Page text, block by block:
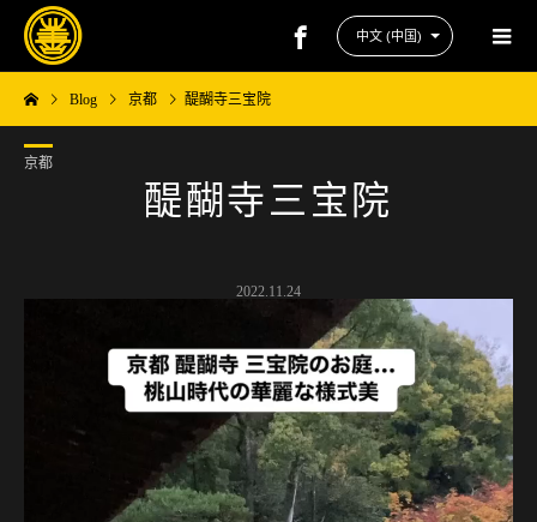
Blog 京都 醍醐寺三宝院
京都
醍醐寺三宝院
2022.11.24